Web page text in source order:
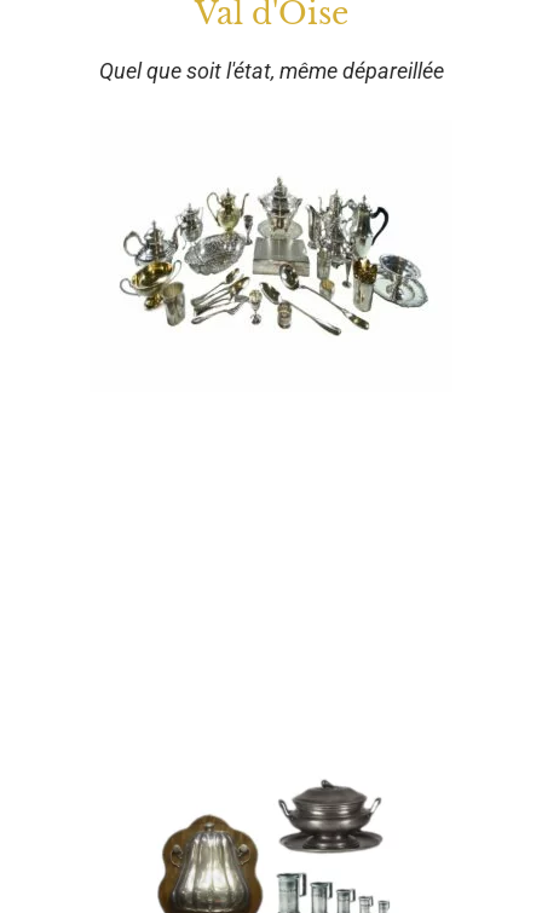
Val d'Oise
Quel que soit l'état, même dépareillée
Services de table
Ménagères